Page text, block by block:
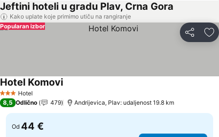
Jeftini hoteli u gradu Plav, Crna Gora
Kako uplate koje primimo utiču na rangiranje
Deli
Popularan izbor
3 Zvezdice
Hotel
Hotel Komovi
8,5 Odlično 479 Andrijevica, Plav: udaljenost 19.8 km
Od 44 €